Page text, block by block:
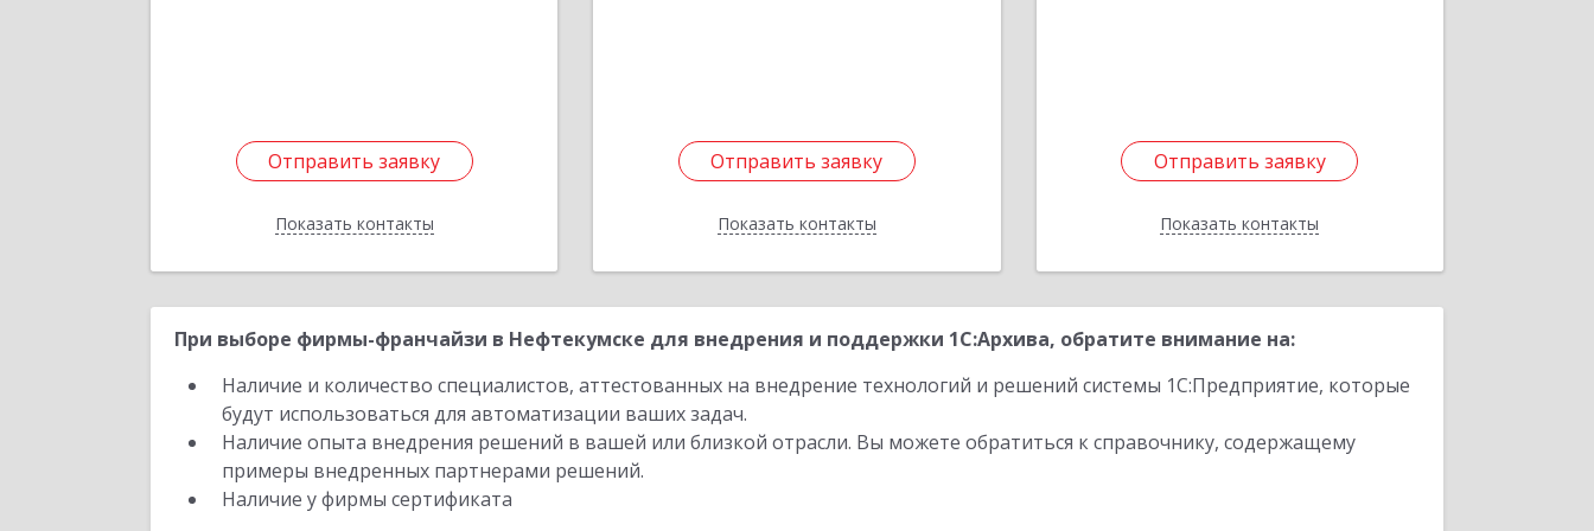
Отправить заявку
Показать контакты
Отправить заявку
Назад
Отправить заявку
Показать контакты
Отправить заявку
Назад
Отправить заявку
Показать контакты
Отправить заявку
Назад
При выборе фирмы-франчайзи в Нефтекумске для внедрения и поддержки 1С:Архива, обратите внимание на:
Наличие и количество специалистов, аттестованных на внедрение технологий и решений системы 1С:Предприятие, которые
будут использоваться для автоматизации ваших задач.
Наличие опыта внедрения решений в вашей или близкой отрасли. Вы можете обратиться к справочнику, содержащему
примеры внедренных партнерами решений.
Наличие у фирмы сертификата